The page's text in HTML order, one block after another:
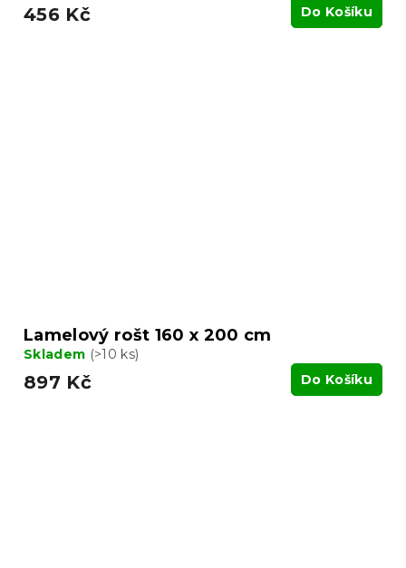
456 Kč Do Košíku
Lamelový rošt 160 x 200 cm
Skladem (>10 ks)
897 Kč Do Košíku